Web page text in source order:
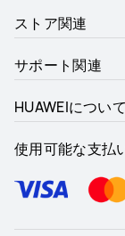
ストア関連
サポート関連
HUAWEIについて
使用可能な支払